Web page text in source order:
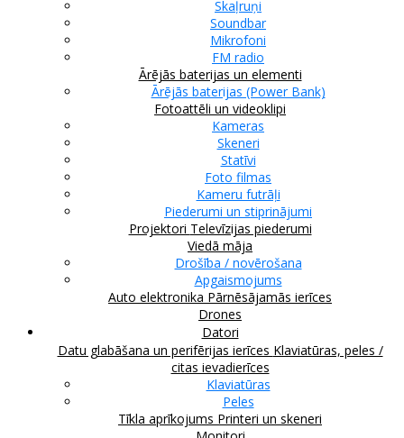
Skaļruņi
Soundbar
Mikrofoni
FM radio
Ārējās baterijas un elementi
Ārējās baterijas (Power Bank)
Fotoattēli un videoklipi
Kameras
Skeneri
Statīvi
Foto filmas
Kameru futrāļi
Piederumi un stiprinājumi
Projektori Televīzijas piederumi
Viedā māja
Drošība / novērošana
Apgaismojums
Auto elektronika Pārnēsājamās ierīces
Drones
Datori
Datu glabāšana un perifērijas ierīces Klaviatūras, peles /
citas ievadierīces
Klaviatūras
Peles
Tīkla aprīkojums Printeri un skeneri